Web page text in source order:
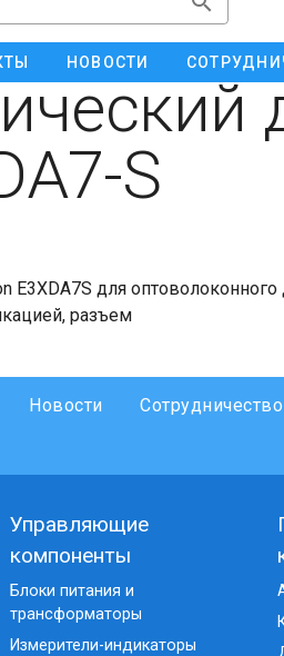
НОВОСТИ
S
E3XDA7S для
разъем
Новости Сотрудничество
Управляющие
компоненты
Блоки питания и
трансформаторы
Измерители-индикаторы